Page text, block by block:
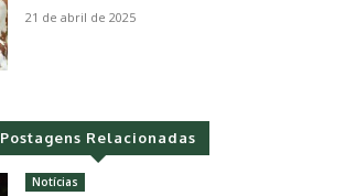
21 de abril de 2025
Postagens Relacionadas
Notícias